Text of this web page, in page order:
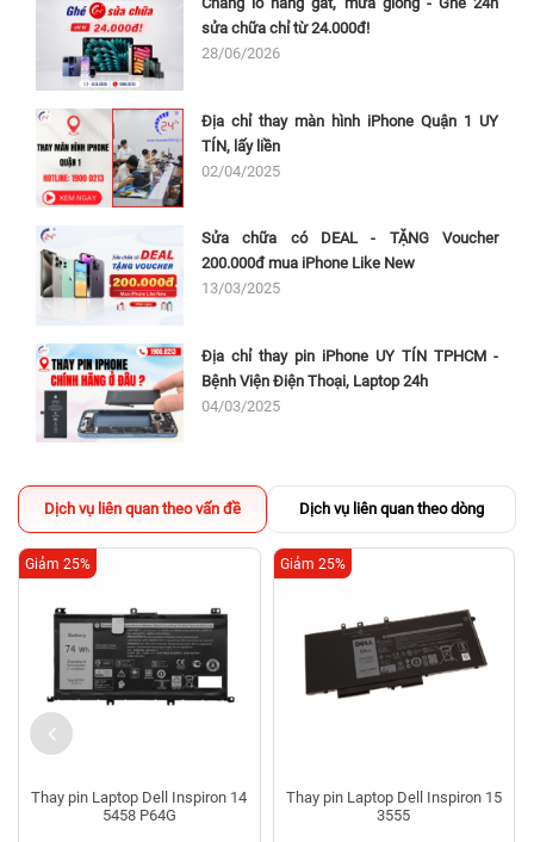
sửa chữa chỉ từ 24.000đ!
28/06/2026
Địa chỉ thay màn hình iPhone Quận 1 UY
TÍN, lấy liền
02/04/2025
Sửa chữa có DEAL - TẶNG Voucher
200.000đ mua iPhone Like New
13/03/2025
Địa chỉ thay pin iPhone UY TÍN TPHCM -
Bệnh Viện Điện Thoại, Laptop 24h
04/03/2025
Dịch vụ liên quan theo vấn đề Dịch vụ liên quan theo dòng
Thay pin Laptop Dell Inspiron 14
5458 P64G
Giảm 25%
Thay pin Laptop Dell Inspiron 15
3555
Giảm 25%